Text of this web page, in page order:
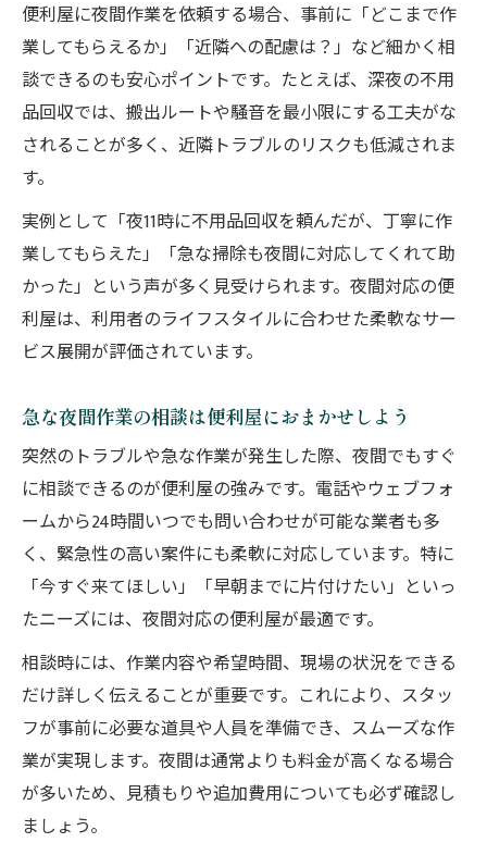
夜間依頼時に注意したい便利屋料金のポイ
ント
夜遅くに便利屋を依頼する際の注意ポイント
便利屋夜間依頼時に確認すべき注意点まと
深夜の便利屋利用でトラブルを防ぐポイン
ト
便利屋夜間対応の範囲やできないことを事
前に確認
不明点は便利屋へ事前に問い合わせて解決
工夫
信頼できる便利屋夜間対応業者の選び方とは
便利屋夜間対応業者を選ぶ際の信頼基準と
は
便利屋の評判や口コミで夜間対応力を見極
める
夜間対応便利屋の実績や対応範囲を比較し
よう
安心して任せられる便利屋選びのコツを解
説
便利屋夜間サービスの信頼度をチェックす
る方法
便利屋に夜間作業を依頼する場合、事前に「どこまで作
業してもらえるか」「近隣への配慮は？」など細かく相
談できるのも安心ポイントです。たとえば、深夜の不用
品回収では、搬出ルートや騒音を最小限にする工夫がな
されることが多く、近隣トラブルのリスクも低減されま
す。
実例として「夜11時に不用品回収を頼んだが、丁寧に作
業してもらえた」「急な掃除も夜間に対応してくれて助
かった」という声が多く見受けられます。夜間対応の便
利屋は、利用者のライフスタイルに合わせた柔軟なサー
ビス展開が評価されています。
急な夜間作業の相談は便利屋におまかせしよう
突然のトラブルや急な作業が発生した際、夜間でもすぐ
に相談できるのが便利屋の強みです。電話やウェブフォ
ームから24時間いつでも問い合わせが可能な業者も多
く、緊急性の高い案件にも柔軟に対応しています。特に
「今すぐ来てほしい」「早朝までに片付けたい」といっ
たニーズには、夜間対応の便利屋が最適です。
相談時には、作業内容や希望時間、現場の状況をできる
だけ詳しく伝えることが重要です。これにより、スタッ
フが事前に必要な道具や人員を準備でき、スムーズな作
業が実現します。夜間は通常よりも料金が高くなる場合
が多いため、見積もりや追加費用についても必ず確認し
ましょう。